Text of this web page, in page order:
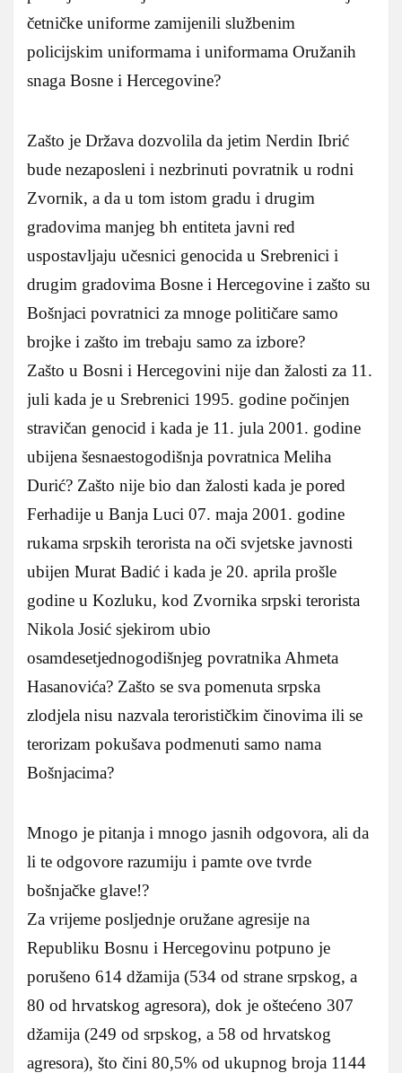
četničke uniforme zamijenili službenim
policijskim uniformama i uniformama Oružanih
snaga Bosne i Hercegovine?
Zašto je Država dozvolila da jetim Nerdin Ibrić
bude nezaposleni i nezbrinuti povratnik u rodni
Zvornik, a da u tom istom gradu i drugim
gradovima manjeg bh entiteta javni red
uspostavljaju učesnici genocida u Srebrenici i
drugim gradovima Bosne i Hercegovine i zašto su
Bošnjaci povratnici za mnoge političare samo
brojke i zašto im trebaju samo za izbore?
Zašto u Bosni i Hercegovini nije dan žalosti za 11.
juli kada je u Srebrenici 1995. godine počinjen
stravičan genocid i kada je 11. jula 2001. godine
ubijena šesnaestogodišnja povratnica Meliha
Durić? Zašto nije bio dan žalosti kada je pored
Ferhadije u Banja Luci 07. maja 2001. godine
rukama srpskih terorista na oči svjetske javnosti
ubijen Murat Badić i kada je 20. aprila prošle
godine u Kozluku, kod Zvornika srpski terorista
Nikola Josić sjekirom ubio
osamdesetjednogodišnjeg povratnika Ahmeta
Hasanovića? Zašto se sva pomenuta srpska
zlodjela nisu nazvala terorističkim činovima ili se
terorizam pokušava podmenuti samo nama
Bošnjacima?
Mnogo je pitanja i mnogo jasnih odgovora, ali da
li te odgovore razumiju i pamte ove tvrde
bošnjačke glave!?
Za vrijeme posljednje oružane agresije na
Republiku Bosnu i Hercegovinu potpuno je
porušeno 614 džamija (534 od strane srpskog, a
80 od hrvatskog agresora), dok je oštećeno 307
džamija (249 od srpskog, a 58 od hrvatskog
agresora), što čini 80,5% od ukupnog broja 1144